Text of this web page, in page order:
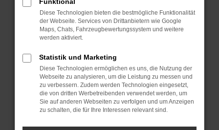
Fenster?
Starte dein Gerät neu.
Das kann manchmal helfen, vorübergehende
Stelle sicher, dass dein Browser und dein
Betriebssystem auf dem neuesten Stand
sind.
Veraltete Software birgt nicht nur ein
Sicherheitsrisiko, sondern kann auch dazu
führen, dass bestimmte Funktionen nicht mehr
Diese Technologien bieten die bestmögliche Funktionalität
der Webseite. Services von Drittanbietern wie Google
Maps, Chats, Fahrzeugbewertungssystem und weitere
werden aktiviert.
Statistik und Marketing
Diese Technologien ermöglichen es uns, die Nutzung der
Webseite zu analysieren, um die Leistung zu messen und
zu verbessern. Zudem werden Technologien eingesetzt,
die von dritten Werbetreibenden verwendet werden, um
Sie auf anderen Webseiten zu verfolgen und um Anzeigen
zu schalten, die für Ihre Interessen relevant sind.